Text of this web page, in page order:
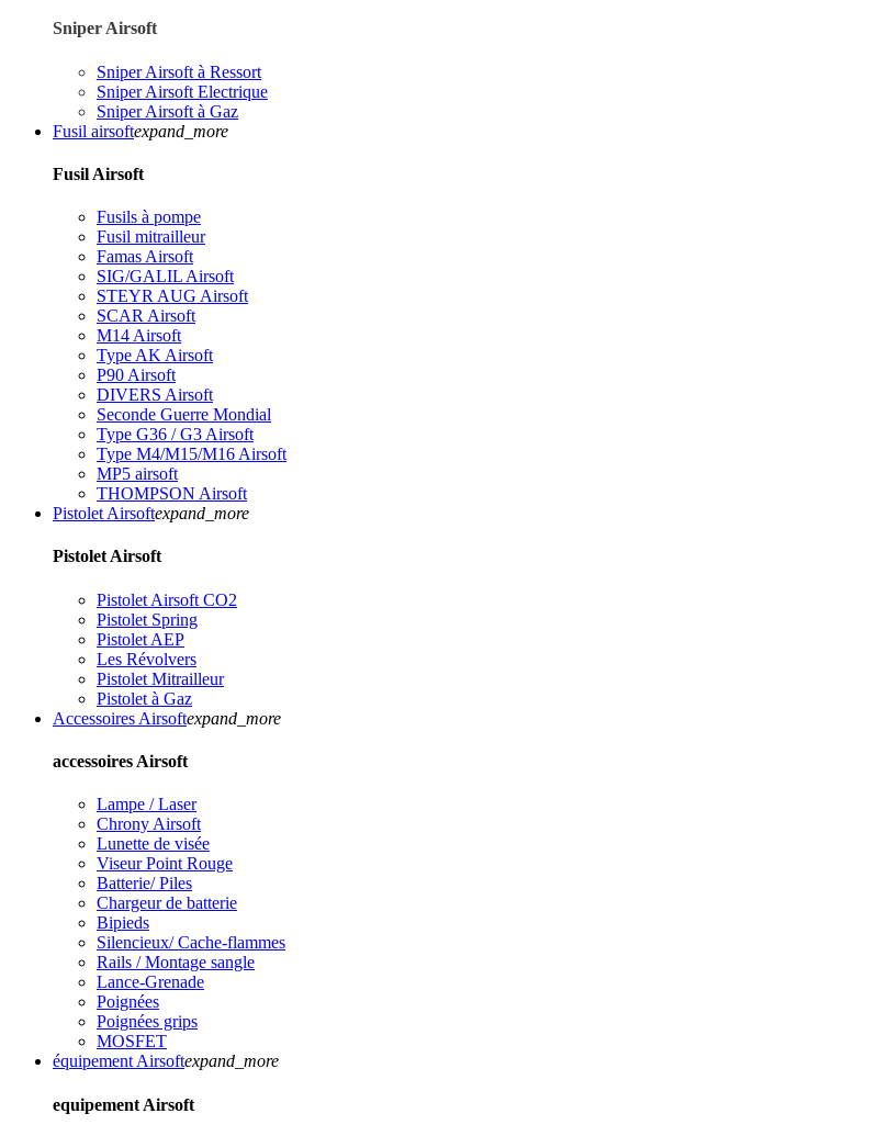
Sniper Airsoft
Sniper Airsoft à Ressort
Sniper Airsoft Electrique
Sniper Airsoft à Gaz
Fusil airsoftexpand_more
Fusil Airsoft
Fusils à pompe
Fusil mitrailleur
Famas Airsoft
SIG/GALIL Airsoft
STEYR AUG Airsoft
SCAR Airsoft
M14 Airsoft
Type AK Airsoft
P90 Airsoft
DIVERS Airsoft
Seconde Guerre Mondial
Type G36 / G3 Airsoft
Type M4/M15/M16 Airsoft
MP5 airsoft
THOMPSON Airsoft
Pistolet Airsoftexpand_more
Pistolet Airsoft
Pistolet Airsoft CO2
Pistolet Spring
Pistolet AEP
Les Révolvers
Pistolet Mitrailleur
Pistolet à Gaz
Accessoires Airsoftexpand_more
accessoires Airsoft
Lampe / Laser
Chrony Airsoft
Lunette de visée
Viseur Point Rouge
Batterie/ Piles
Chargeur de batterie
Bipieds
Silencieux/ Cache-flammes
Rails / Montage sangle
Lance-Grenade
Poignées
Poignées grips
MOSFET
équipement Airsoftexpand_more
equipement Airsoft